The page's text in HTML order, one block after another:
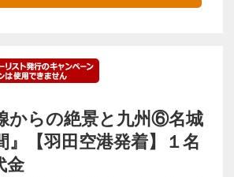
からの絶景と九州⑥名城
』【羽田空港発着】１名
金